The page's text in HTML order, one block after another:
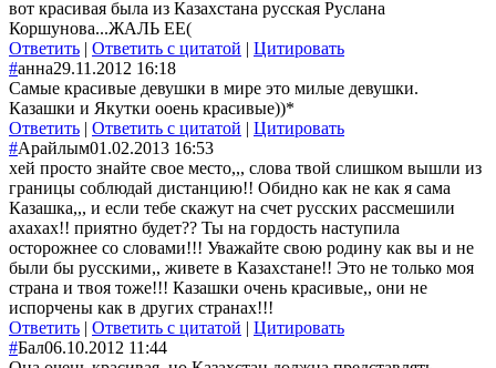
вот красивая была из Казахстана русская Руслана
Коршунова...ЖАЛЬ ЕЕ(
Ответить | Ответить с цитатой | Цитировать
#анна29.11.2012 16:18
Самые красивые девушки в мире это милые девушки.
Казашки и Якутки ооень красивые))*
Ответить | Ответить с цитатой | Цитировать
#Арайлым01.02.2013 16:53
хей просто знайте свое место,,, слова твой слишком вышли из
границы соблюдай дистанцию!! Обидно как не как я сама
Казашка,,, и если тебе скажут на счет русских рассмешили
ахахах!! приятно будет?? Ты на гордость наступила
осторожнее со словами!!! Уважайте свою родину как вы и не
были бы русскими,, живете в Казахстане!! Это не только моя
страна и твоя тоже!!! Казашки очень красивые,, они не
испорчены как в других странах!!!
Ответить | Ответить с цитатой | Цитировать
#Бал06.10.2012 11:44